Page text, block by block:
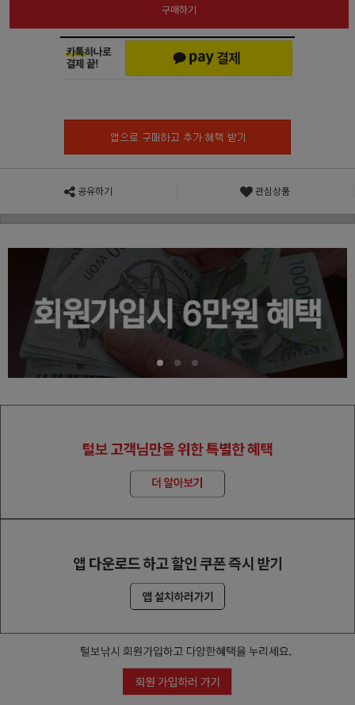
구매하기
공유하기 관심상품